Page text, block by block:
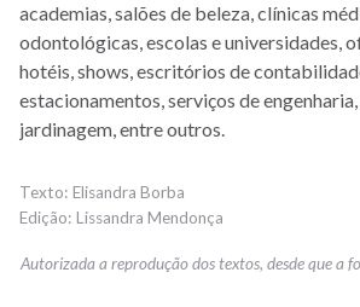
academias, salões de beleza, clínicas
odontológicas, escolas e universidades,
hotéis, shows, escritórios de
estacionamentos, serviços de
jardinagem, entre outros.
Elisandra Borba
Lissandra Mendonça